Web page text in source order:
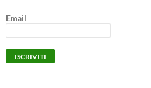
Email